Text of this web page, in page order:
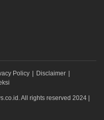
Policy
Disclaimer
All rights reserved 2024 |